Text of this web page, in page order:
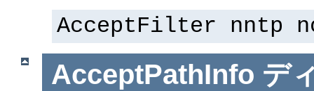
AcceptFilter nntp
AcceptPathInfo デ